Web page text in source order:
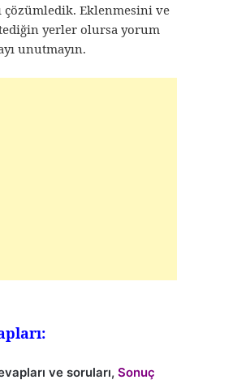
çözümledik. Eklenmesini ve
yerler olursa yorum
unutmayın.
ve soruları, Sonuç